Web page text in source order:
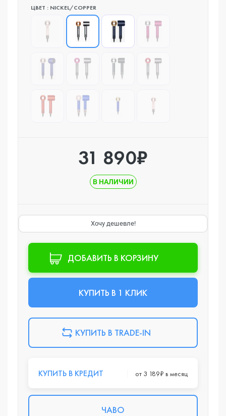
ЦВЕТ : NICKEL/COPPER
31 890₽
В НАЛИЧИИ
Хочу дешевле!
ДОБАВИТЬ В КОРЗИНУ
КУПИТЬ В 1 КЛИК
КУПИТЬ В TRADE-IN
КУПИТЬ В КРЕДИТ от 3 189₽ в месяц
ЧАВО